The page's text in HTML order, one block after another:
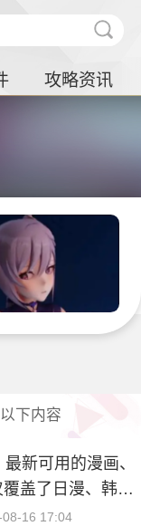
攻略资讯
下内容
新可用的漫画、
盖了日漫、韩
典作品！动漫软
08-16 17:04